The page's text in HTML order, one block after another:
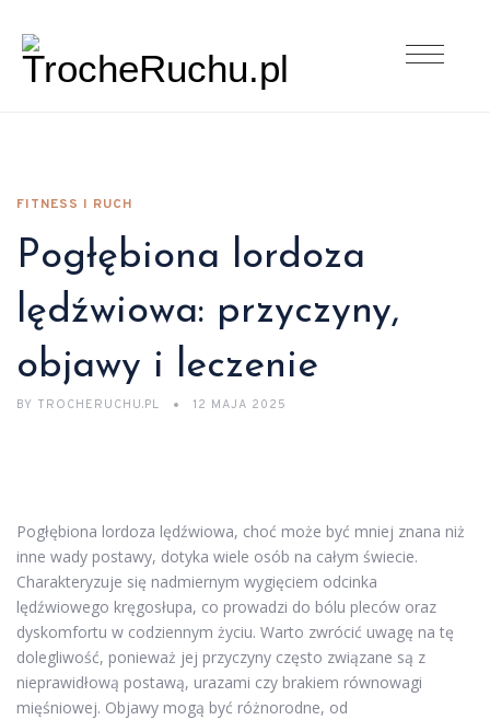
FITNESS I RUCH
Pogłębiona lordoza
lędźwiowa: przyczyny,
objawy i leczenie
BY TROCHERUCHU.PL 12 MAJA 2025
Pogłębiona lordoza lędźwiowa, choć może być mniej znana niż
inne wady postawy, dotyka wiele osób na całym świecie.
Charakteryzuje się nadmiernym wygięciem odcinka
lędźwiowego kręgosłupa, co prowadzi do bólu pleców oraz
dyskomfortu w codziennym życiu. Warto zwrócić uwagę na tę
dolegliwość, ponieważ jej przyczyny często związane są z
nieprawidłową postawą, urazami czy brakiem równowagi
mięśniowej. Objawy mogą być różnorodne, od